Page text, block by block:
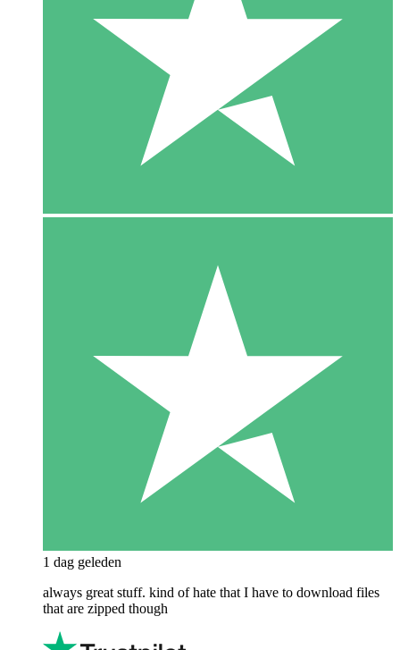
1 dag geleden
always great stuff. kind of hate that I have to download files
that are zipped though